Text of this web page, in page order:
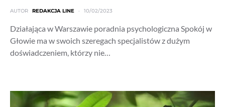
AUTOR REDAKCJA LINE 10/02/2023
Działająca w Warszawie poradnia psychologiczna Spokój w
Głowie ma w swoich szeregach specjalistów z dużym
doświadczeniem, którzy nie…